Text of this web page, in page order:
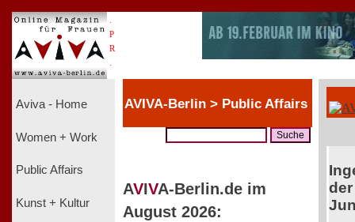
P
R
Aviva - Home
Women + Work
Public Affairs
Kunst + Kultur
AVIVA-Berlin > Public Affairs
AVIVA-Berlin.de im
August 2026: